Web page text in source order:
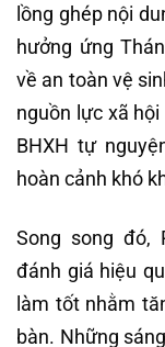
lồng ghép nội
hưởng ứng
về an toàn vệ
nguồn lực xã
BHXH tự
hoàn cảnh khó
Song song đó,
đánh giá hiệu
làm tốt nhằm
bàn. Những